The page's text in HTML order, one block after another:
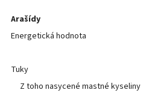
Arašídy
Energetická hodnota
Tuky
Z toho nasycené mastné kyseliny